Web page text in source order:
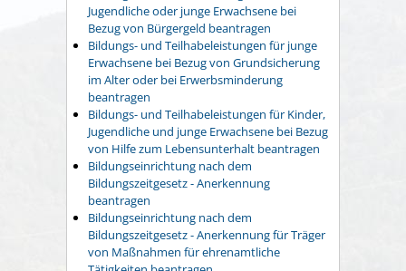
Jugendliche oder junge Erwachsene bei
Bezug von Bürgergeld beantragen
Bildungs- und Teilhabeleistungen für junge
Erwachsene bei Bezug von Grundsicherung
im Alter oder bei Erwerbsminderung
beantragen
Bildungs- und Teilhabeleistungen für Kinder,
Jugendliche und junge Erwachsene bei Bezug
von Hilfe zum Lebensunterhalt beantragen
Bildungseinrichtung nach dem
Bildungszeitgesetz - Anerkennung
beantragen
Bildungseinrichtung nach dem
Bildungszeitgesetz - Anerkennung für Träger
von Maßnahmen für ehrenamtliche